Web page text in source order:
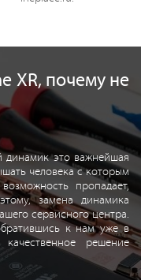
XR, почему не
это важнейшая
человека с которым
пропадает,
замена динамика
сервисного центра.
к нам уже в
решение